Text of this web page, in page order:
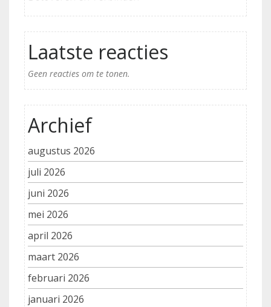
Laatste reacties
Geen reacties om te tonen.
Archief
augustus 2026
juli 2026
juni 2026
mei 2026
april 2026
maart 2026
februari 2026
januari 2026